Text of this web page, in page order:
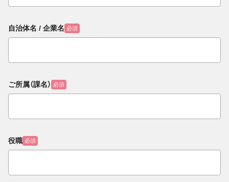
自治体名 / 企業名 必須
ご所属（課名） 必須
役職 必須